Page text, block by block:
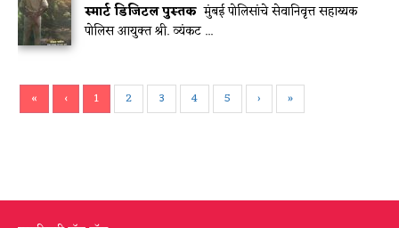
स्मार्ट डिजिटल पुस्तक मुंबई पोलिसांचे सेवानिवृत्त सहाय्यक
पोलिस आयुक्त श्री. व्यंकट ...
« ‹ 1 2 3 4 5 › »